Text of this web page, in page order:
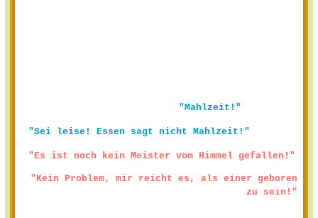
"Mahlzeit!"
"Sei leise! Essen sagt nicht Mahlzeit!"
"Es ist noch kein Meister vom Himmel gefallen!"
"Kein Problem, mir reicht es, als einer geboren
zu sein!"